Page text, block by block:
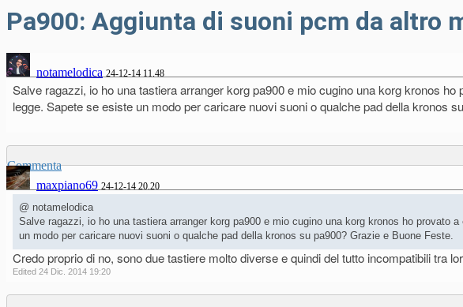
Pa900: Aggiunta di suoni pcm da altro
notamelodica 24-12-14 11.48
Salve ragazzi, io ho una tastiera arranger korg pa900 e mio cugino una korg kronos
legge. Sapete se esiste un modo per caricare nuovi suoni o qualche pad della kronos
Commenta
maxpiano69 24-12-14 20.20
@ notamelodica
Salve ragazzi, io ho una tastiera arranger korg pa900 e mio cugino una korg kronos ho
un modo per caricare nuovi suoni o qualche pad della kronos su pa900? Grazie e Buone Feste.
Credo proprio di no, sono due tastiere molto diverse e quindi del tutto incompatibili tra
Edited 24 Dic. 2014 19:20